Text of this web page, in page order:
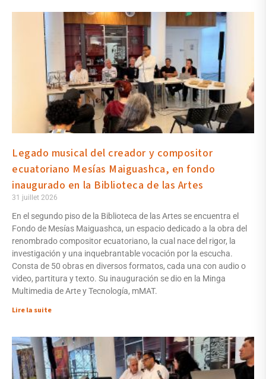
Legado musical del creador y compositor
ecuatoriano Mesías Maiguashca, en fondo
inaugurado en la Biblioteca de las Artes
31 juillet 2026
En el segundo piso de la Biblioteca de las Artes se encuentra el
Fondo de Mesías Maiguashca, un espacio dedicado a la obra del
renombrado compositor ecuatoriano, la cual nace del rigor, la
investigación y una inquebrantable vocación por la escucha.
Consta de 50 obras en diversos formatos, cada una con audio o
video, partitura y texto. Su inauguración se dio en la Minga
Multimedia de Arte y Tecnología, mMAT.
Lire la suite